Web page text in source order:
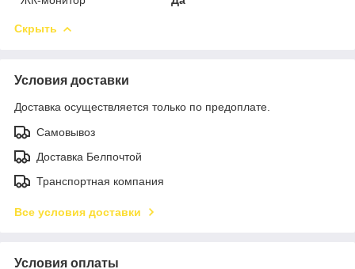
Скрыть
Условия доставки
Доставка осуществляется только по предоплате.
Самовывоз
Доставка Белпочтой
Транспортная компания
Все условия доставки
Условия оплаты